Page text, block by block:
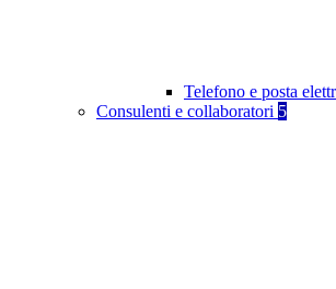
Telefono e posta
Consulenti e collaboratori 5